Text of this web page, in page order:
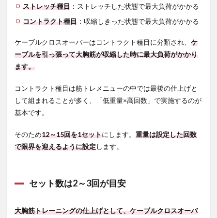
ストレッチ種目 ：ストレッチした状態で最大負荷がかかる
コントラクト種目 ：収縮しきった状態で最大負荷がかかる
ケーブルクロスオーバーはコントラクト種目に分類され、 ケ
ーブルを引っ張って大胸筋が収縮した時に最大負荷がかかり
ます。
コントラクト種目は筋トレメニューの中では最後の仕上げと
して組まれることが多く、「低重量×高回数」で実施するのが
基本です。
そのため12～15回を1セットにします。 重量は設定した回数
で限界を迎えるように設定します。
セット数は2～3回が目安
大胸筋トレーニングの仕上げとして、ケーブルクロスオーバ